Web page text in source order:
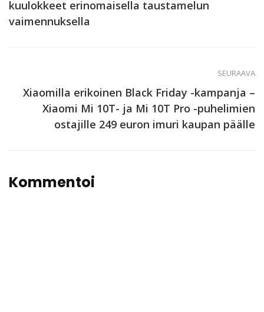
kuulokkeet erinomaisella taustamelun
vaimennuksella
SEURAAVA
Xiaomilla erikoinen Black Friday -kampanja –
Xiaomi Mi 10T- ja Mi 10T Pro -puhelimien
ostajille 249 euron imuri kaupan päälle
Kommentoi